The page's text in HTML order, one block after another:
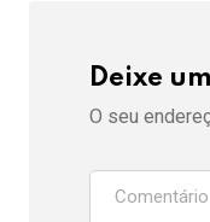
Deixe
O seu